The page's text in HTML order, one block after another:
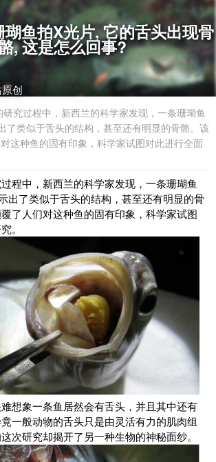
鱼拍X光片, 它的舌头出现骨
, 这是怎么回事?
创
究过程中，新西兰的科学家发现，一条珊瑚鱼
了类似于舌头的结构，甚至还有明显的骨骼。该
这种鱼的固有印象，科学家试图对此进行全面
程中，新西兰的科学家发现，一条珊瑚鱼
出了类似于舌头的结构，甚至还有明显的骨
了人们对这种鱼的固有印象，科学家试图
。
想象一条鱼居然会有舌头，并且其中还有
一般动物的舌头只是由灵活有力的肌肉组
次研究却揭开了另一种生物的神秘面纱。